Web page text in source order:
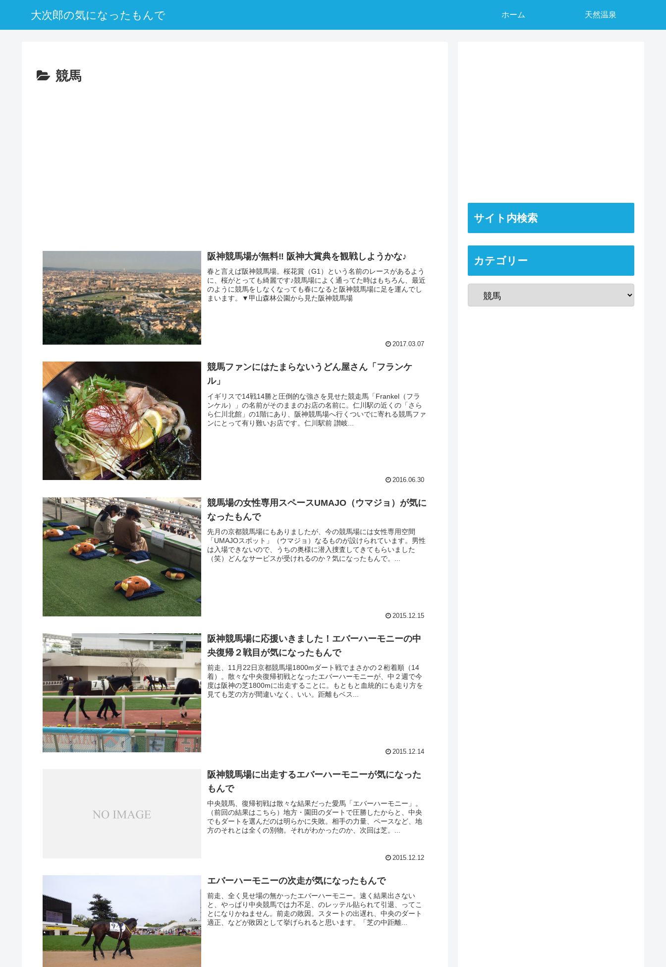
大次郎の気になったもんで ホーム 天然温泉
競馬
阪神競馬場が無料‼ 阪神大賞典を観戦しようかな♪
春と言えば阪神競馬場。桜花賞（G1）という名前のレースがあるよう
に、桜がとっても綺麗です♪競馬場によく通ってた時はもちろん、最近
のように競馬をしなくなっても春になると阪神競馬場に足を運んでし
まいます。▼甲山森林公園から見た阪神競馬場
2017.03.07
競馬ファンにはたまらないうどん屋さん「フランケ
ル」
イギリスで14戦14勝と圧倒的な強さを見せた競走馬「Frankel（フラ
ンケル）」の名前がそのままのお店の名前に。仁川駅の近くの「さら
ら仁川北館」の1階にあり、阪神競馬場へ行くついでに寄れる競馬ファ
ンにとって有り難いお店です。仁川駅前 讃岐...
2016.06.30
競馬場の女性専用スペースUMAJO（ウマジョ）が気に
なったもんで
先月の京都競馬場にもありましたが、今の競馬場には女性専用空間
「UMAJOスポット」（ウマジョ）なるものが設けられています。男性
は入場できないので、うちの奥様に潜入捜査してきてもらいました
（笑）どんなサービスが受けれるのか？気になったもんで。...
2015.12.15
阪神競馬場に応援いきました！エバーハーモニーの中
央復帰２戦目が気になったもんで
前走、11月22日京都競馬場1800mダート戦でまさかの２桁着順（14
着）。散々な中央復帰初戦となったエバーハーモニーが、中２週で今
度は阪神の芝1800mに出走することに。もともと血統的にも走り方を
見ても芝の方が間違いなく、いい。距離もベス...
2015.12.14
阪神競馬場に出走するエバーハーモニーが気になった
もんで
中央競馬、復帰初戦は散々な結果だった愛馬「エバーハーモニー」。
（前回の結果はこちら）地方・園田のダートで圧勝したからと、中央
でもダートを選んだのは明らかに失敗。相手の力量、ペースなど、地
方のそれとは全くの別物。それがわかったのか、次回は芝。...
2015.12.12
エバーハーモニーの次走が気になったもんで
前走、全く見せ場の無かったエバーハーモニー。速く結果出さない
と、やっぱり中央競馬では力不足、のレッテル貼られて引退、ってこ
とになりかねません。前走の敗因。スタートの出遅れ、中央のダート
適正、などが敗因として挙げられると思います。「芝の中距離...
サイト内検索
カテゴリー